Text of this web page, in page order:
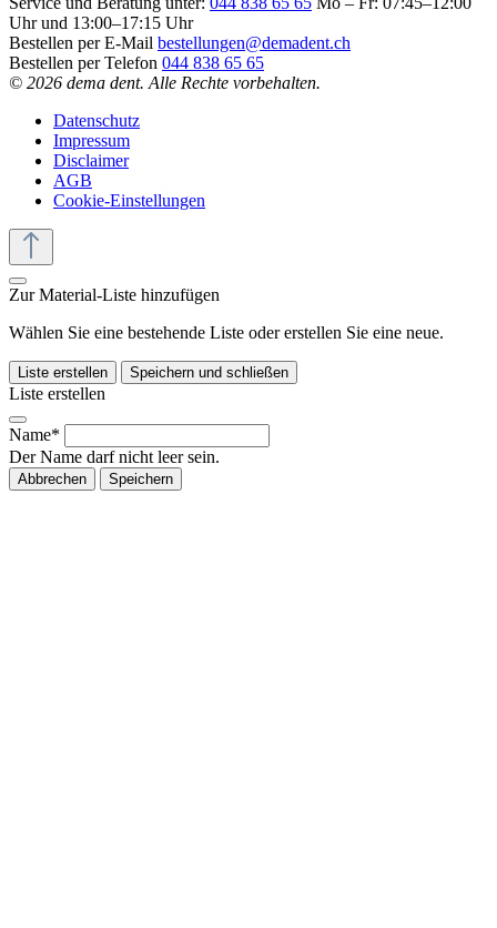
Uhr und 13:00–17:15 Uhr
Bestellen per E-Mail bestellungen@demadent.ch
Bestellen per Telefon 044 838 65 65
© 2026 dema dent. Alle Rechte vorbehalten.
Datenschutz
Impressum
Disclaimer
AGB
Cookie-Einstellungen
Zur Material-Liste hinzufügen
Wählen Sie eine bestehende Liste oder erstellen Sie eine neue.
Liste erstellen Speichern und schließen
Liste erstellen
Name*
Der Name darf nicht leer sein.
Abbrechen Speichern